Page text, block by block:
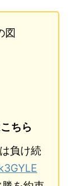
図
ちら
負け続